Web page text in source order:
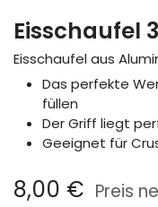
Eisschaufel
Eisschaufel aus
Das perfekte
füllen
Der Griff liegt
Geeignet für
8,00 € Preis